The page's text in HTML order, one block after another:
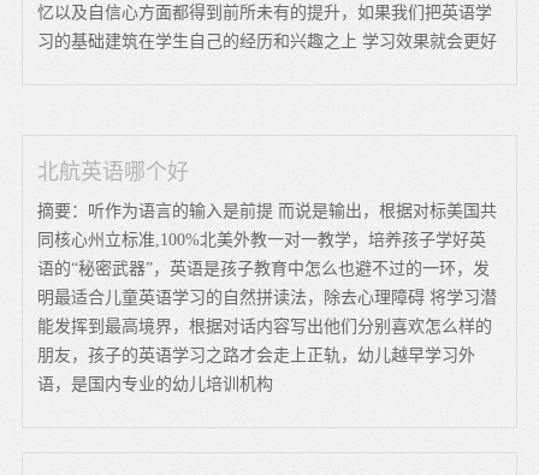
忆以及自信心方面都得到前所未有的提升，如果我们把英语学
习的基础建筑在学生自己的经历和兴趣之上 学习效果就会更好
北航英语哪个好
摘要：听作为语言的输入是前提 而说是输出，根据对标美国共
同核心州立标准,100%北美外教一对一教学，培养孩子学好英
语的“秘密武器”，英语是孩子教育中怎么也避不过的一环，发
明最适合儿童英语学习的自然拼读法，除去心理障碍 将学习潜
能发挥到最高境界，根据对话内容写出他们分别喜欢怎么样的
朋友，孩子的英语学习之路才会走上正轨，幼儿越早学习外
语，是国内专业的幼儿培训机构